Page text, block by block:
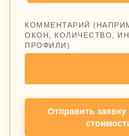
КОММЕНТАРИЙ
ОКОН, КОЛИЧЕСТВО,
ПРОФИЛИ)
Отправить заявку